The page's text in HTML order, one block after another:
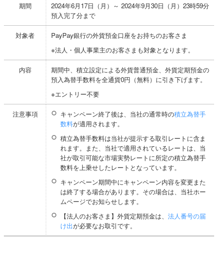
期間
2024年6月17日（月）～ 2024年9月30日（月）23時59分
預入完了分まで
対象者
PayPay銀行の外貨預金口座をお持ちのお客さま
※法人・個人事業主のお客さまも対象となります。
内容
期間中、積立設定による外貨普通預金、外貨定期預金の
預入為替手数料を全通貨0円（無料）に引き下げます。
※エントリー不要
注意事項 キャンペーン終了後は、当社の通常時の積立為替手
数料が適用されます。
積立為替手数料は当社が提示する取引レートに含ま
れます。また、当社で適用されているレートは、当
社が取引可能な市場実勢レートに所定の積立為替手
数料を上乗せしたレートとなっています。
キャンペーン期間中にキャンペーン内容を変更また
は終了する場合があります。その場合は、当社ホー
ムページでお知らせします。
【法人のお客さま】外貨定期預金は、 法人番号の届
け出が必要なお取引です。